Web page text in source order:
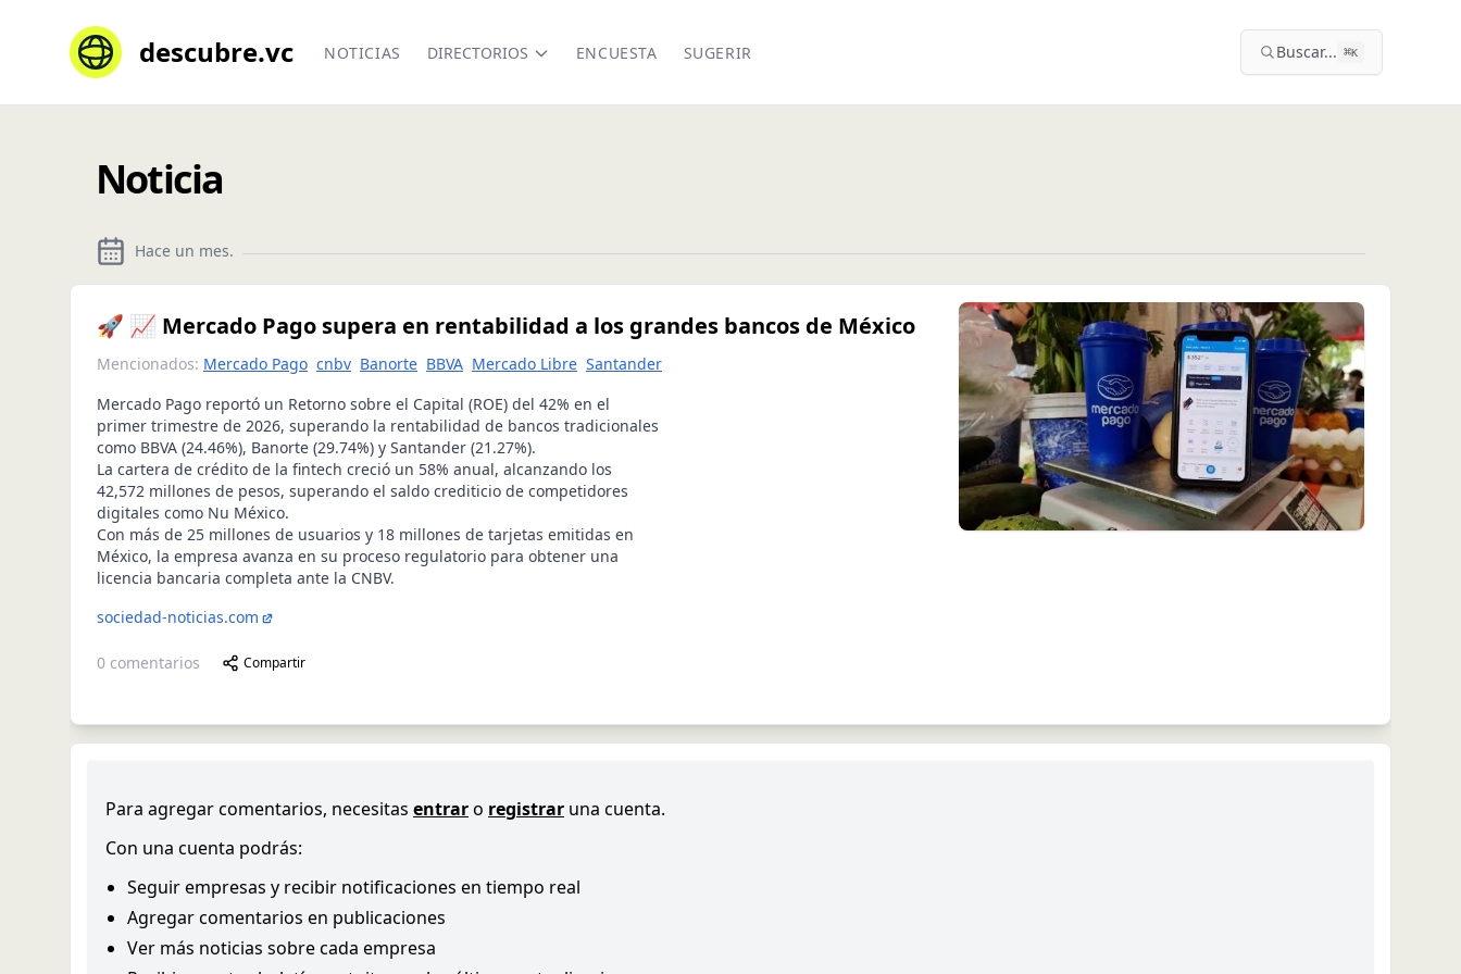
descubre.vc NOTICIAS DIRECTORIOS ENCUESTA SUGERIR Buscar... ⌘K
Noticia
Hace un mes.
🚀 📈 Mercado Pago supera en rentabilidad a los grandes bancos de México
Mencionados: Mercado Pago cnbv Banorte BBVA Mercado Libre Santander
Mercado Pago reportó un Retorno sobre el Capital (ROE) del 42% en el
primer trimestre de 2026, superando la rentabilidad de bancos tradicionales
como BBVA (24.46%), Banorte (29.74%) y Santander (21.27%).
La cartera de crédito de la fintech creció un 58% anual, alcanzando los
42,572 millones de pesos, superando el saldo crediticio de competidores
digitales como Nu México.
Con más de 25 millones de usuarios y 18 millones de tarjetas emitidas en
México, la empresa avanza en su proceso regulatorio para obtener una
licencia bancaria completa ante la CNBV.
sociedad-noticias.com
0 comentarios Compartir
Para agregar comentarios, necesitas entraro registrar una cuenta.
Con una cuenta podrás:
Seguir empresas y recibir notificaciones en tiempo real
Agregar comentarios en publicaciones
Ver más noticias sobre cada empresa